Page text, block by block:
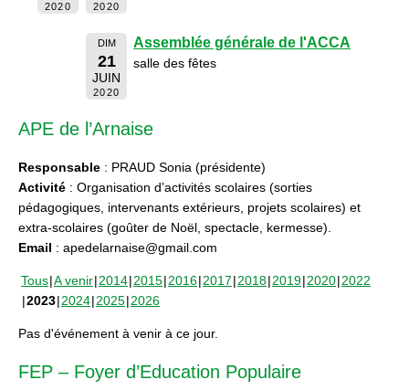
2020 2020
DIM
21
JUIN
2020
Assemblée générale de l'ACCA
salle des fêtes
APE de l’Arnaise
Responsable : PRAUD Sonia (présidente)
Activité : Organisation d’activités scolaires (sorties
pédagogiques, intervenants extérieurs, projets scolaires) et
extra-scolaires (goûter de Noël, spectacle, kermesse).
Email : apedelarnaise@gmail.com
Tous A venir 2014 2015 2016 2017 2018 2019 2020 2022
2023 2024 2025 2026
Pas d'événement à venir à ce jour.
FEP – Foyer d’Education Populaire